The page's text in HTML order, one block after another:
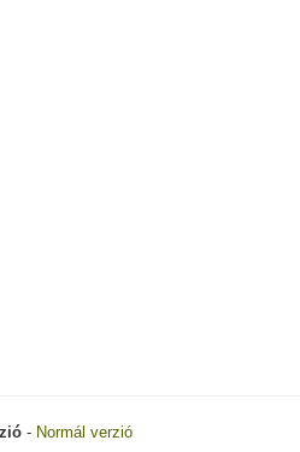
- Normál verzió